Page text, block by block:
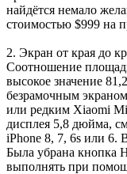
найдётся немало
стоимостью $999 на
2. Экран от края до
Соотношение
высокое значение
безрамочным
или редким Xiaomi
дисплея 5,8 дюйма,
iPhone 8, 7, 6s или 6.
Была убрана кнопка
выполнять при